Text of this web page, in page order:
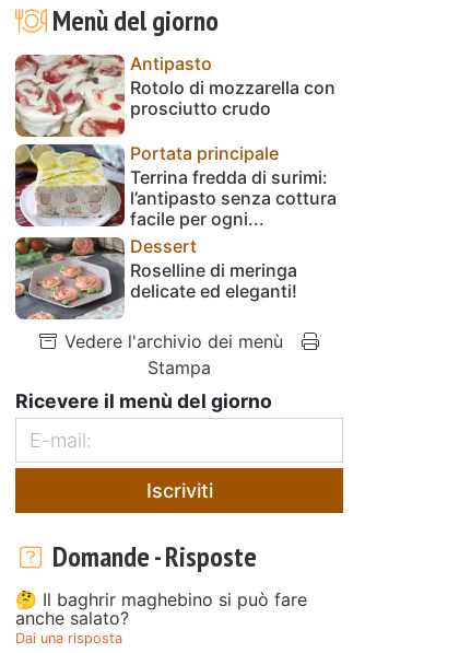
Menù del giorno
Antipasto
Rotolo di mozzarella con
prosciutto crudo
Portata principale
Terrina fredda di surimi:
l’antipasto senza cottura
facile per ogni...
Dessert
Roselline di meringa
delicate ed eleganti!
Vedere l'archivio dei menù
Stampa
Ricevere il menù del giorno
Iscriviti
Domande - Risposte
🤔 Il baghrir maghebino si può fare
anche salato?
Dai una risposta